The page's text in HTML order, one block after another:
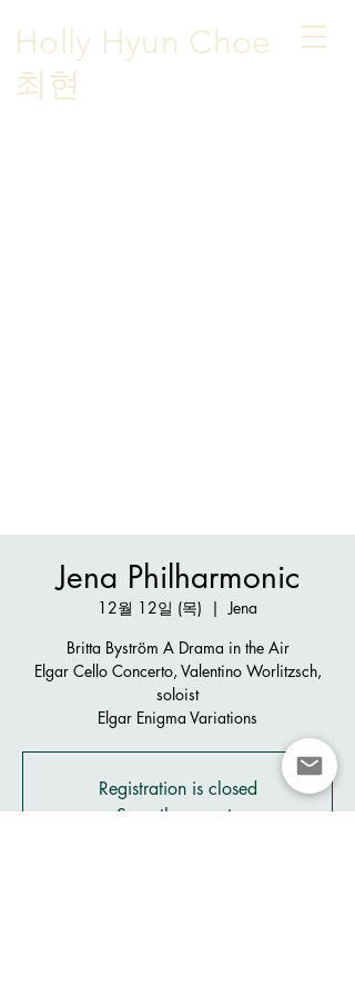
Holly Hyun Choe
​최현
Jena Philharmonic
12월 12일 (목)
  |
Jena
Britta Byström A Drama in the Air
Elgar Cello Concerto, Valentino Worlitzsch,
soloist
Elgar Enigma Variations
Registration is closed
See other events